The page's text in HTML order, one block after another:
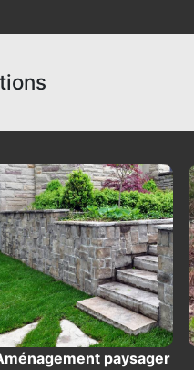
paysager